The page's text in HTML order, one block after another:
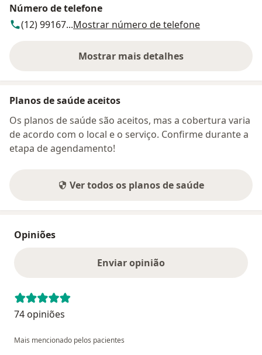
Número de telefone
(12) 99167...Mostrar número de telefone
Mostrar mais detalhes
sobre o endereço
Planos de saúde aceitos
Os planos de saúde são aceitos, mas a cobertura varia
de acordo com o local e o serviço. Confirme durante a
etapa de agendamento!
Ver todos os planos de saúde
Opiniões
Enviar opinião
74 opiniões
Mais mencionado pelos pacientes